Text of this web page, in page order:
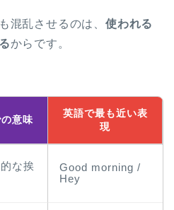
混乱させるのは、 使われる
からです。
意味
英語で最も近い表
現
な挨
Good morning /
Hey